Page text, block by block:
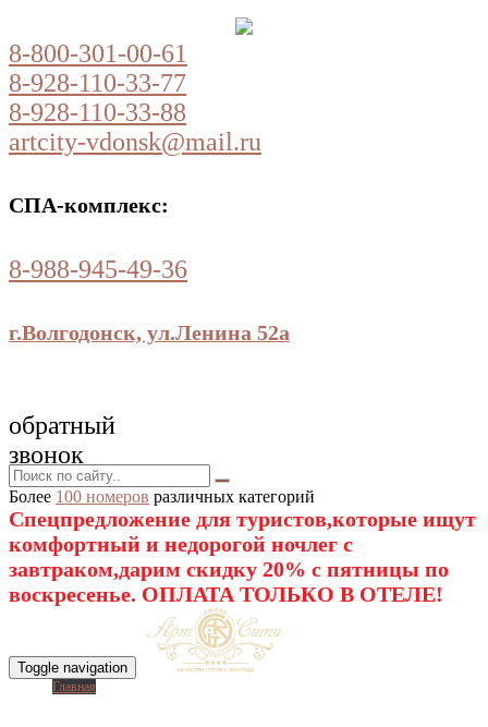
8-800-301-00-61
8-928-110-33-77
8-928-110-33-88
artcity-vdonsk@mail.ru
СПА-комплекс:
8-988-945-49-36
г.Волгодонск, ул.Ленина 52а
обратный
звонок
Более 100 номеров различных категорий
Спецпредложение для туристов,которые ищут
комфортный и недорогой ночлег с
завтраком,дарим скидку 20% с пятницы по
воскресенье. ОПЛАТА ТОЛЬКО В ОТЕЛЕ!
Toggle navigation
Главная